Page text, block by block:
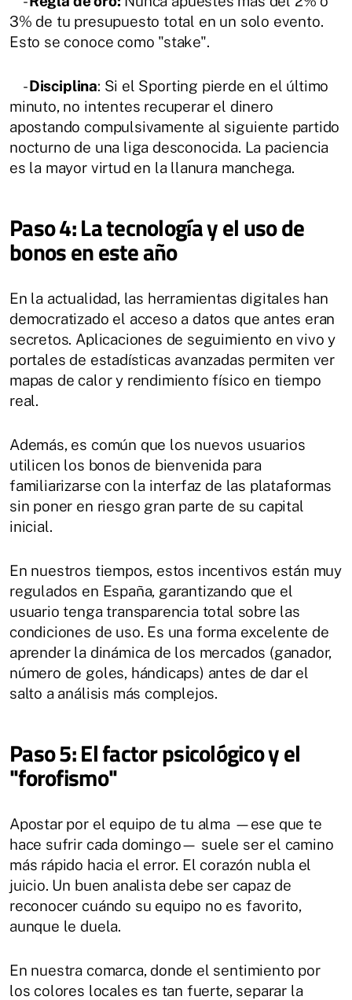
3% de tu presupuesto total en un solo evento.
Esto se conoce como "stake".
-Disciplina: Si el Sporting pierde en el último
minuto, no intentes recuperar el dinero
apostando compulsivamente al siguiente partido
nocturno de una liga desconocida. La paciencia
es la mayor virtud en la llanura manchega.
Paso 4: La tecnología y el uso de
bonos en este año
En la actualidad, las herramientas digitales han
democratizado el acceso a datos que antes eran
secretos. Aplicaciones de seguimiento en vivo y
portales de estadísticas avanzadas permiten ver
mapas de calor y rendimiento físico en tiempo
real.
Además, es común que los nuevos usuarios
utilicen los bonos de bienvenida para
familiarizarse con la interfaz de las plataformas
sin poner en riesgo gran parte de su capital
inicial.
En nuestros tiempos, estos incentivos están muy
regulados en España, garantizando que el
usuario tenga transparencia total sobre las
condiciones de uso. Es una forma excelente de
aprender la dinámica de los mercados (ganador,
número de goles, hándicaps) antes de dar el
salto a análisis más complejos.
Paso 5: El factor psicológico y el
"forofismo"
Apostar por el equipo de tu alma —ese que te
hace sufrir cada domingo— suele ser el camino
más rápido hacia el error. El corazón nubla el
juicio. Un buen analista debe ser capaz de
reconocer cuándo su equipo no es favorito,
aunque le duela.
En nuestra comarca, donde el sentimiento por
los colores locales es tan fuerte, separar la